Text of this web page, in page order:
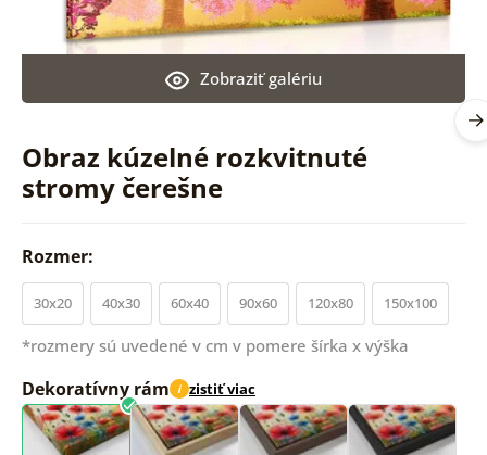
Obraz kúzelné rozkvitnuté
stromy čerešne
Zobraziť galériu
Rozmer:
30x20 40x30 60x40 90x60 120x80 150x100
*rozmery sú uvedené v cm v pomere šírka x výška
Dekoratívny rám i zistiť viac